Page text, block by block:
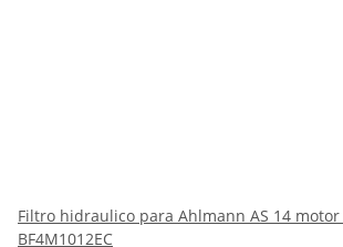
Filtro hidraulico para Ahlmann AS 14 motor
BF4M1012EC